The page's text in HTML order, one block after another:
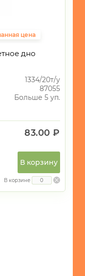
цена
дно
1334/20т/у
87055
Больше 5 уп.
83.00 ₽
В корзину
В корзине